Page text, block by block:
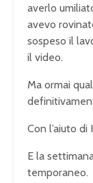
averlo
avevo
sospeso il
il video.
Ma ormai
Con l’aiuto
E la
temporaneo.